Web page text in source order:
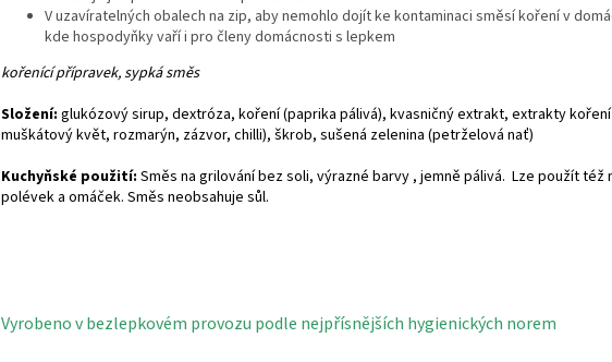
V uzavíratelných obalech na zip, aby nemohlo dojít ke kontaminaci směsí koření v
kde hospodyňky vaří i pro členy domácnosti s lepkem
kořenící přípravek, sypká směs
Složení: glukózový sirup, dextróza, koření (paprika pálivá), kvasničný extrakt, extrakty
muškátový květ, rozmarýn, zázvor, chilli), škrob, sušená zelenina (petrželová nať)
Kuchyňské použití: Směs na grilování bez soli, výrazné barvy , jemně pálivá. Lze použít též
polévek a omáček. Směs neobsahuje sůl.
Vyrobeno v bezlepkovém provozu podle nejpřísnějších hygienických norem